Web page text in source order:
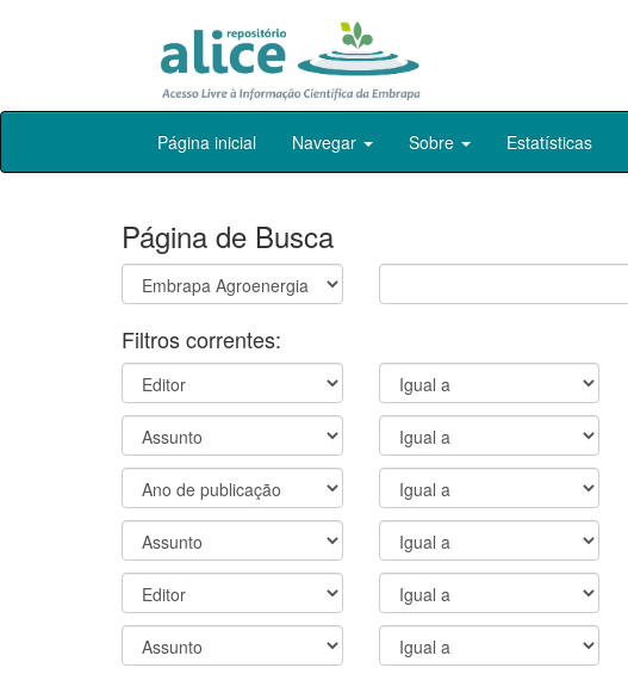
Skip
Página inicial Navegar Sobre Estatísticas
Página de Busca
Filtros correntes: